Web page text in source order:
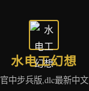
水电工幻想
官中步兵版,dlc最新中文